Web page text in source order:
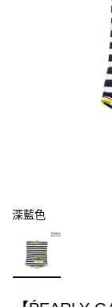
深藍色